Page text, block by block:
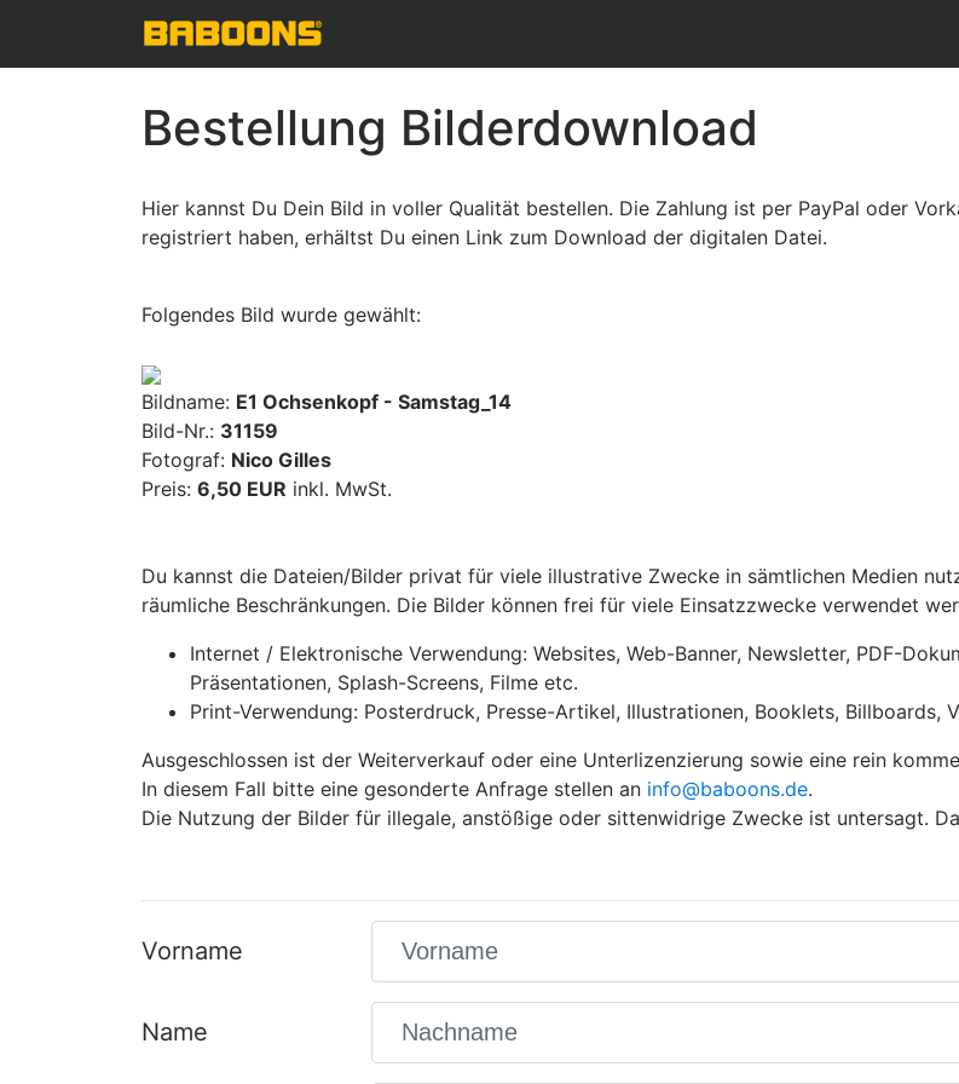
Bestellung Bilderdownload
Hier kannst Du Dein Bild in voller Qualität bestellen. Die Zahlung ist per PayPal oder
registriert haben, erhältst Du einen Link zum Download der digitalen Datei.
Folgendes Bild wurde gewählt:
Bildname: E1 Ochsenkopf - Samstag_14
Bild-Nr.: 31159
Fotograf: Nico Gilles
Preis: 6,50 EUR inkl. MwSt.
Du kannst die Dateien/Bilder privat für viele illustrative Zwecke in sämtlichen Medien
räumliche Beschränkungen. Die Bilder können frei für viele Einsatzzwecke verwendet
Internet / Elektronische Verwendung: Websites, Web-Banner, Newsletter, PDF-
Präsentationen, Splash-Screens, Filme etc.
Print-Verwendung: Posterdruck, Presse-Artikel, Illustrationen, Booklets, Billboards,
Ausgeschlossen ist der Weiterverkauf oder eine Unterlizenzierung sowie eine rein
In diesem Fall bitte eine gesonderte Anfrage stellen an info@baboons.de.
Die Nutzung der Bilder für illegale, anstößige oder sittenwidrige Zwecke ist untersagt.
Vorname
Name